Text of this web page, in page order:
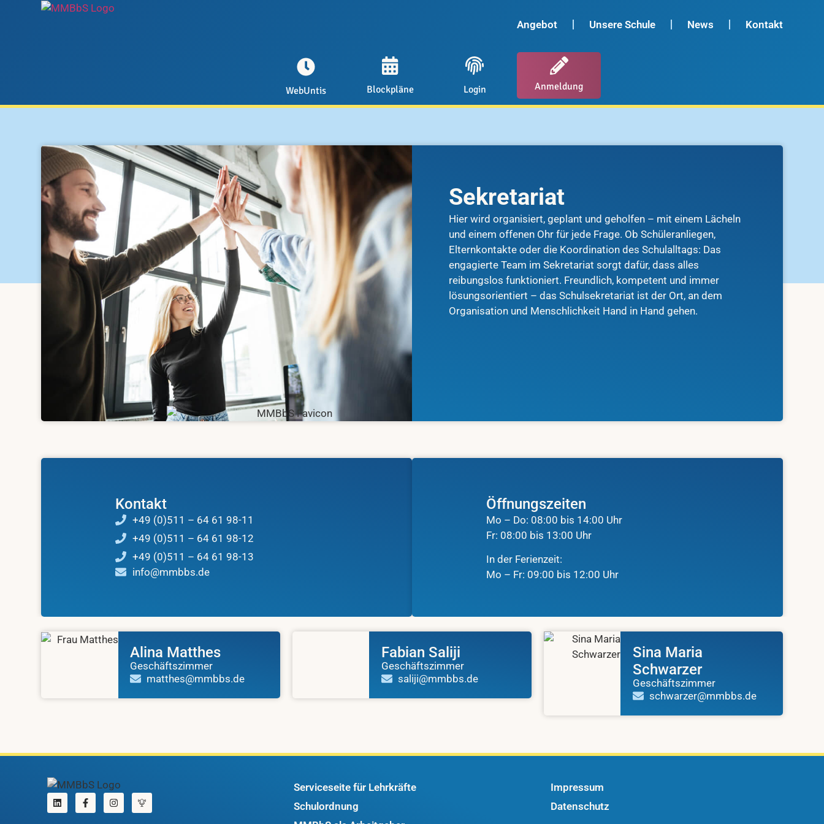
Angebot Unsere Schule News Kontakt
WebUntis Blockpläne Login Anmeldung
Sekretariat
Hier wird organisiert, geplant und geholfen – mit einem Lächeln
und einem offenen Ohr für jede Frage. Ob Schüleranliegen,
Elternkontakte oder die Koordination des Schulalltags: Das
engagierte Team im Sekretariat sorgt dafür, dass alles
reibungslos funktioniert. Freundlich, kompetent und immer
lösungsorientiert – das Schulsekretariat ist der Ort, an dem
Organisation und Menschlichkeit Hand in Hand gehen.
Kontakt
+49 (0)511 – 64 61 98-11
+49 (0)511 – 64 61 98-12
+49 (0)511 – 64 61 98-13
info@mmbbs.de
Öffnungszeiten
Mo – Do: 08:00 bis 14:00 Uhr
Fr: 08:00 bis 13:00 Uhr
In der Ferienzeit:
Mo – Fr: 09:00 bis 12:00 Uhr
Alina Matthes
Geschäftszimmer
matthes@mmbbs.de
Fabian Saliji
Geschäftszimmer
saliji@mmbbs.de
Sina Maria
Schwarzer
Geschäftszimmer
schwarzer@mmbbs.de
Serviceseite für Lehrkräfte
Schulordnung
Impressum
Datenschutz